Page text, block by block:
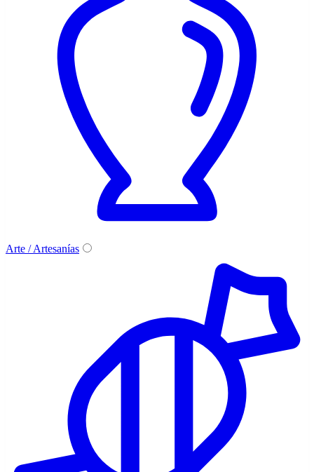
Arte / Artesanías